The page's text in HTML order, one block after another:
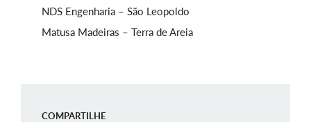
NDS Engenharia – São Leopoldo
Matusa Madeiras – Terra de Areia
COMPARTILHE